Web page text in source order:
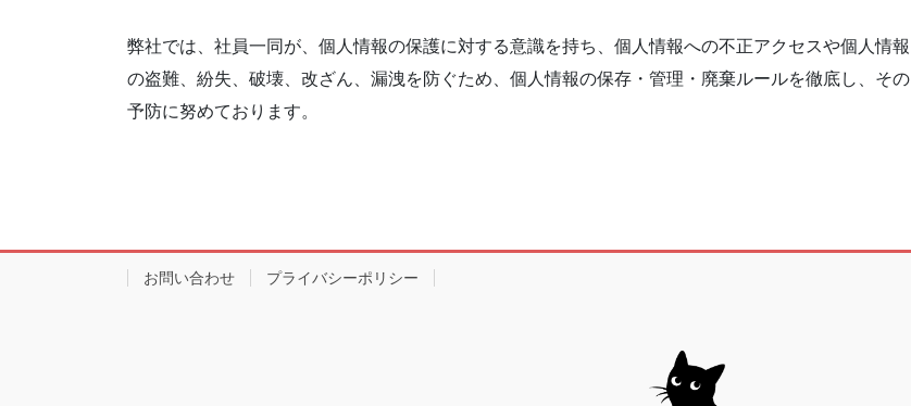
弊社では、社員一同が、個人情報の保護に対する意識を持ち、個人情報への不正アクセスや個人情報
の盗難、紛失、破壊、改ざん、漏洩を防ぐため、個人情報の保存・管理・廃棄ルールを徹底し、その
予防に努めております。
お問い合わせ プライバシーポリシー